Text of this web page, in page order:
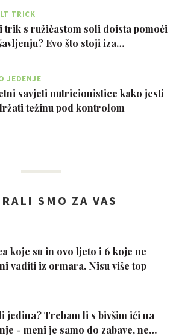
TRICK
trik s ružičastom soli doista pomoći
Evo što stoji iza…
JEDENJE
savjeti nutricionistice kako jesti
težinu pod kontrolom